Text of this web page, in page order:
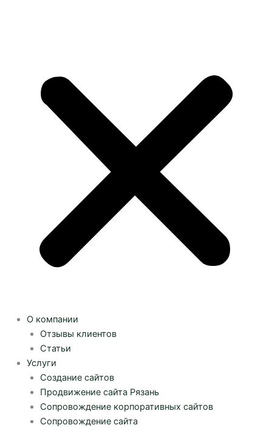
О компании
Отзывы клиентов
Статьи
Услуги
Создание сайтов
Продвижение сайта Рязань
Сопровождение корпоративных сайтов
Сопровождение сайта